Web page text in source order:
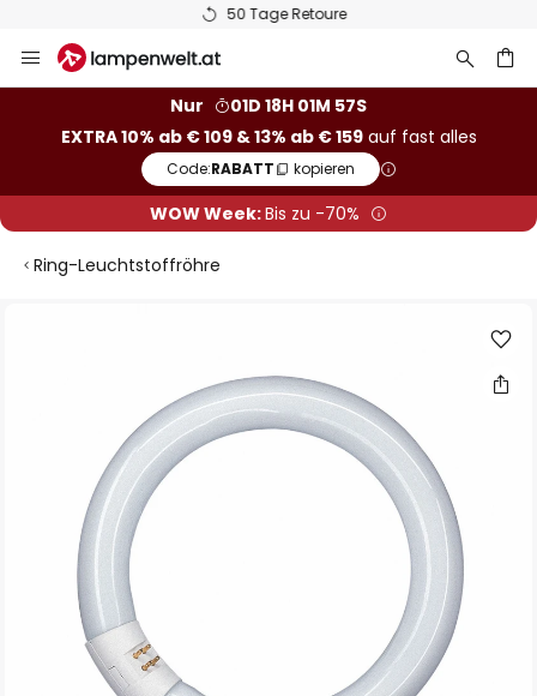
50 Tage Retoure
Inhalt
Nur
01D 18H 01M 57S
EXTRA 10% ab € 109 & 13% ab € 159auf fast alles
Code:RABATT kopieren
WOW Week:Bis zu -70%
Ring-Leuchtstoffröhre